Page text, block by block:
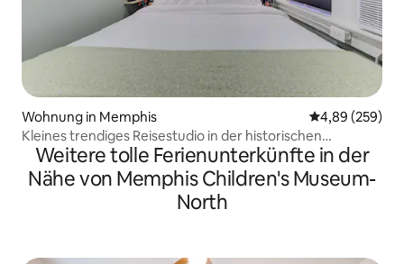
Wohnung in Memphis
4,89 (259)
Kleines trendiges Reisestudio in der historischen
Innenstadt!
Weitere tolle Ferienunterkünfte in der
Nähe von Memphis Children's Museum-
North